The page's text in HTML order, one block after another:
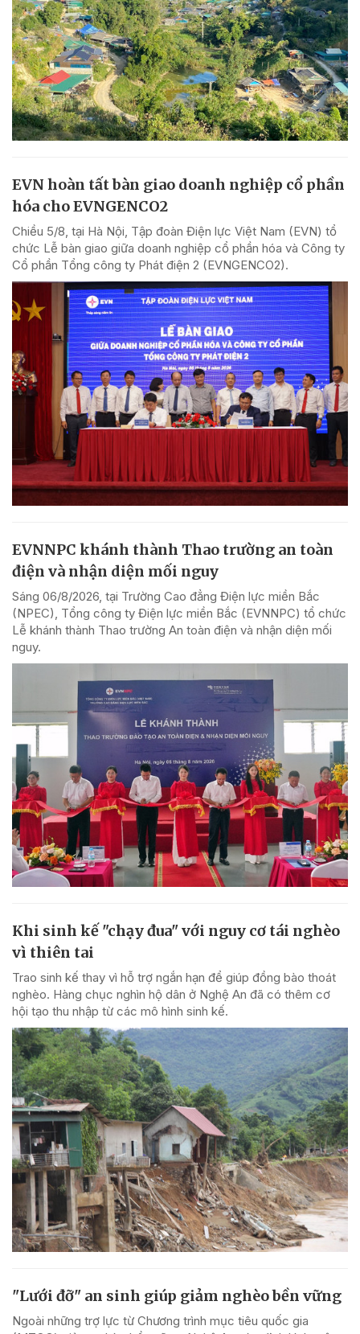
EVN hoàn tất bàn giao doanh nghiệp cổ phần
hóa cho EVNGENCO2
Chiều 5/8, tại Hà Nội, Tập đoàn Điện lực Việt Nam (EVN) tổ
chức Lễ bàn giao giữa doanh nghiệp cổ phần hóa và Công ty
Cổ phần Tổng công ty Phát điện 2 (EVNGENCO2).
EVNNPC khánh thành Thao trường an toàn
điện và nhận diện mối nguy
Sáng 06/8/2026, tại Trường Cao đẳng Điện lực miền Bắc
(NPEC), Tổng công ty Điện lực miền Bắc (EVNNPC) tổ chức
Lễ khánh thành Thao trường An toàn điện và nhận diện mối
nguy.
Khi sinh kế "chạy đua" với nguy cơ tái nghèo
vì thiên tai
Trao sinh kế thay vì hỗ trợ ngắn hạn để giúp đồng bào thoát
nghèo. Hàng chục nghìn hộ dân ở Nghệ An đã có thêm cơ
hội tạo thu nhập từ các mô hình sinh kế.
"Lưới đỡ" an sinh giúp giảm nghèo bền vững
Ngoài những trợ lực từ Chương trình mục tiêu quốc gia